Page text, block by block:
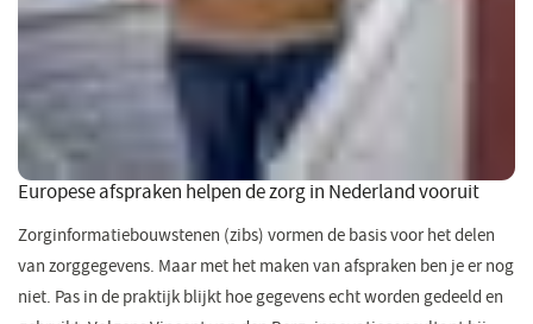
Europese afspraken helpen de zorg in Nederland vooruit
Zorginformatiebouwstenen (zibs) vormen de basis voor het delen
van zorggegevens. Maar met het maken van afspraken ben je er nog
niet. Pas in de praktijk blijkt hoe gegevens echt worden gedeeld en